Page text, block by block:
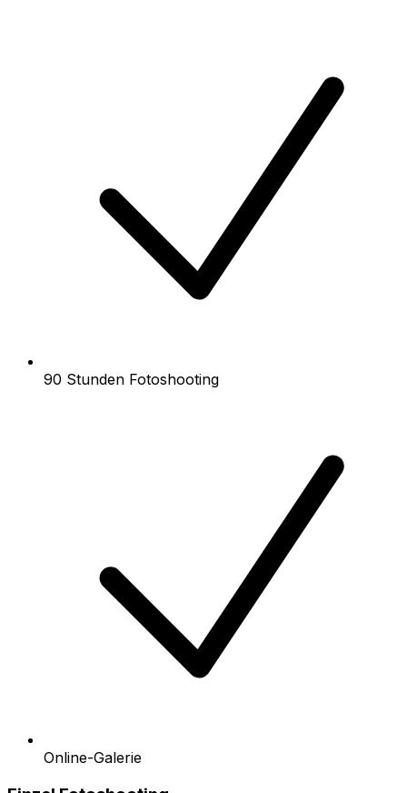
90 Stunden Fotoshooting
Online-Galerie